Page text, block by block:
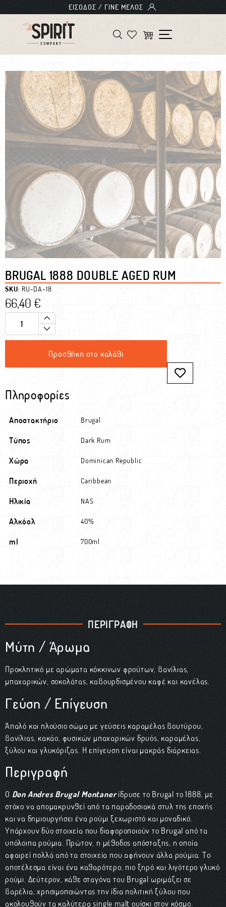
BRUGAL 1888 DOUBLE AGED RUM
SKU: RU-DA-18
66,40€
Προσθήκη στο καλάθι
Πληροφορίες
Αποστακτήριο Brugal
Τύπος Dark Rum
Χώρα Dominican Republic
Περιοχή Caribbean
Ηλικία NAS
Αλκόολ 40%
ml 700ml
ΠΕΡΙΓΡΑΦΗ
Μύτη / Άρωμα
Προκλητικό με αρώματα κόκκινων φρούτων, βανίλιας,
μπαχαρικών, σοκολάτας, καβουρδισμένου καφέ και κανέλας.
Γεύση / Επίγευση
Απαλό και πλούσιο σώμα με γεύσεις καραμέλας βουτύρου,
βανίλιας, κακάο, φυσικών μπαχαρικών δρυός, καραμέλας,
ξύλου και γλυκόριζας. Η επίγευση είναι μακράς διάρκειας.
Περιγραφή
Ο Don Andres Brugal Montanerίδρυσε το Brugal το 1888, με
στόχο να απομακρυνθεί από τα παραδοσιακά στυλ της εποχής
και να δημιουργήσει ένα ρούμι ξεχωριστό και μοναδικό.
Υπάρχουν δύο στοιχεία που διαφοροποιούν το Brugal από τα
υπόλοιπα ρούμια. Πρώτον, η μέθοδος απόσταξης, η οποία
αφαιρεί πολλά από τα στοιχεία που αφήνουν άλλα ρούμια. Το
αποτέλεσμα είναι ένα καθαρότερο, πιο ξηρό και λιγότερο γλυκό
ρούμι. Δεύτερον, κάθε σταγόνα του Brugal ωριμάζει σε
βαρέλια, χρησιμοποιώντας την ίδια πολιτική ξύλου που
ακολουθούν τα καλύτερα single malt ουίσκι στον κόσμο.